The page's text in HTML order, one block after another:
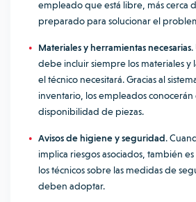
empleado que está libre, más cerca
preparado para solucionar el
Materiales y herramientas necesarias
debe incluir siempre los materiales y
el técnico necesitará. Gracias al
inventario, los empleados
disponibilidad de piezas.
Avisos de higiene y seguridad.
implica riesgos asociados, también
los técnicos sobre las medidas de
deben adoptar.